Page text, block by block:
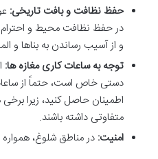
حفظ نظافت و بافت تاریخی:
در حفظ نظافت محیط و احترام
و از آسیب رساندن به بناها و
توجه به ساعات کاری مغازه ها:
دستی خاص است، حتماً از
اطمینان حاصل کنید، زیرا
متفاوتی داشته باشند.
امنیت: در مناطق شلوغ،